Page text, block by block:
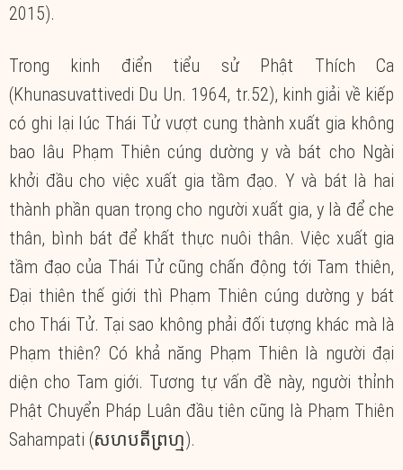
2015).
Trong kinh điển tiểu sử Phật Thích Ca
(Khunasuvattivedi Du Un. 1964, tr.52), kinh giải về kiếp
có ghi lại lúc Thái Tử vượt cung thành xuất gia không
bao lâu Phạm Thiên cúng dường y và bát cho Ngài
khởi đầu cho việc xuất gia tầm đạo. Y và bát là hai
thành phần quan trọng cho người xuất gia, y là để che
thân, bình bát để khất thực nuôi thân. Việc xuất gia
tầm đạo của Thái Tử cũng chấn động tới Tam thiên,
Đại thiên thế giới thì Phạm Thiên cúng dường y bát
cho Thái Tử. Tại sao không phải đối tượng khác mà là
Phạm thiên? Có khả năng Phạm Thiên là người đại
diện cho Tam giới. Tương tự vấn đề này, người thỉnh
Phật Chuyển Pháp Luân đầu tiên cũng là Phạm Thiên
Sahampati (សហបតីព្រហ្ម).